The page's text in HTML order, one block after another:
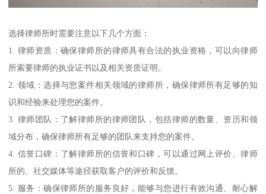
选择律师所时需要注意以下几个方面：
1. 律师资质：确保律师所的律师具有合法的执业资格，可以向律师
所索要律师的执业证书以及相关资质证明。
2. 领域：选择与您案件相关领域的律师所，确保律师所有足够的知
识和经验来处理您的案件。
3. 律师团队：了解律师所的律师团队，包括律师的数量、资历和领
域分布，确保律师所有足够的团队来支持您的案件。
4. 信誉口碑：了解律师所的信誉和口碑，可以通过网上评价、律师
所的、社交媒体等途径获取客户的评价和反馈。
5. 服务：确保律师所的服务良好，能够与您进行有效沟通、耐心解